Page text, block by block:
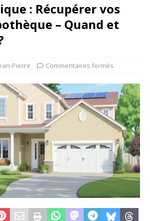
: Récupérer vos
– Quand et
Pierre Commentaires fermés